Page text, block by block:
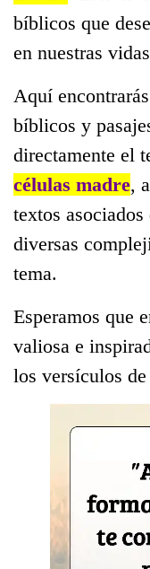
bíblicos que
en nuestras
Aquí
bíblicos y
directamente el
células madre,
textos
diversas
tema.
Esperamos que
valiosa e
los versículos